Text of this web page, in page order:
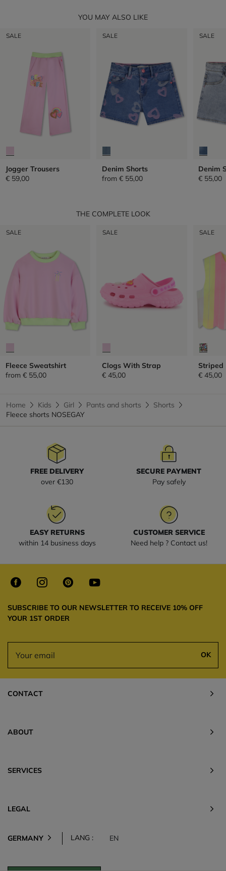
YOU MAY ALSO LIKE
SALE
Jogger Trousers
€ 59,00
SALE
Denim Shorts
from € 55,00
SALE
Denim
€ 55,00
THE COMPLETE LOOK
SALE
Fleece Sweatshirt
from € 55,00
SALE
Clogs With Strap
€ 45,00
SALE
Striped
€ 45,00
Home Kids Girl Pants and shorts
Shorts
Fleece shorts NOSEGAY
FREE DELIVERY
over €130
SECURE PAYMENT
Pay safely
EASY RETURNS
within 14 business days
CUSTOMER SERVICE
Need help ? Contact us!
SUBSCRIBE TO OUR NEWSLETTER TO RECEIVE 10% OFF
YOUR 1ST ORDER
OK
CONTACT
ABOUT
SERVICES
LEGAL
GERMANY LANG : EN